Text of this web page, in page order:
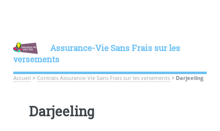
Assurance-Vie Sans Frais sur les
versements
Accueil > Contrats Assurance-Vie Sans Frais sur les versements> Darjeeling
Darjeeling